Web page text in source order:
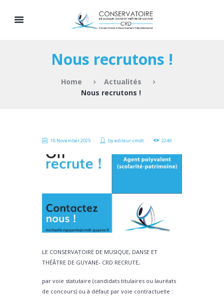
Nous recrutons !
Home
Actualités
Nous recrutons !
18 November 2025 byediteur-cmdt 2249
LE CONSERVATOIRE DE MUSIQUE, DANSE ET
THÉÂTRE DE GUYANE- CRD RECRUTE,
par voie statutaire (candidats titulaires ou lauréats
de concours) ou à défaut par voie contractuelle :